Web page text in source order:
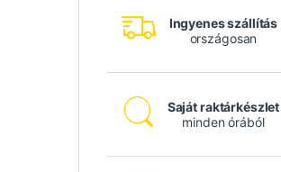
Ingyenes szállítás
országosan
Saját raktárkészlet
minden órából